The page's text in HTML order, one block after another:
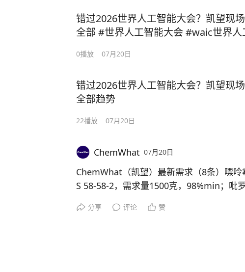
错过2026世界人工智能大会？凯望现
全部 #世界人工智能大会 #waic世界
0播放 07月20日
错过2026世界人工智能大会？凯望现
全部趋势
22播放 07月20日
ChemWhat 07月20日
ChemWhat（凯望）最新需求（8条）嘌
S 58-58-2，需求量1500克，98%min；吡
102848-54-4；苯并噻吨二羧酸酐 CAS
分享 评论 赞